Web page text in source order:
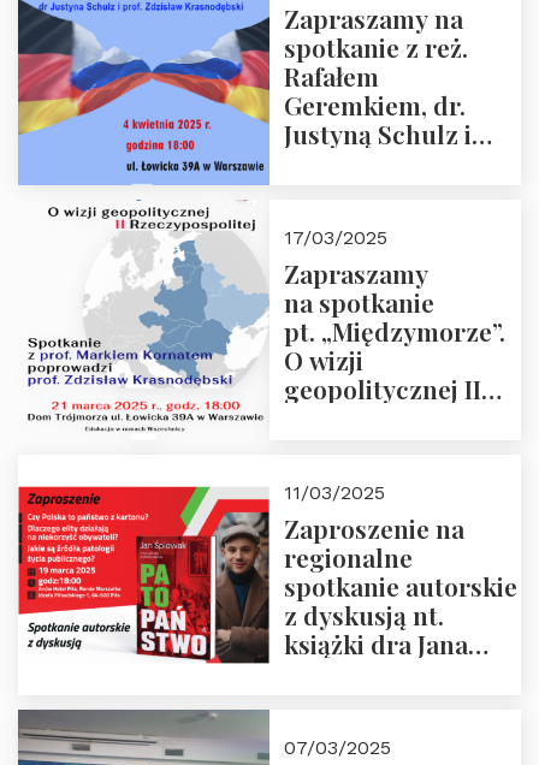
Zapraszamy na
spotkanie z reż.
Rafałem
Geremkiem, dr.
Justyną Schulz i
“Rosja-Niemcy…”
17/03/2025
Zapraszamy
na spotkanie
pt. „Międzymorze”.
O wizji
geopolitycznej II
i prof.
Krasnodębski
11/03/2025
Zaproszenie na
regionalne
spotkanie autorskie
z dyskusją nt.
książki dra Jana
07/03/2025